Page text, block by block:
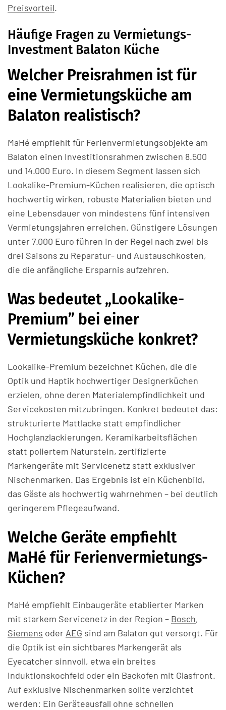
Preisvorteil.
Häufige Fragen zu Vermietungs-
Investment Balaton Küche
Welcher Preisrahmen ist für
eine Vermietungsküche am
Balaton realistisch?
MaHé empfiehlt für Ferienvermietungsobjekte am
Balaton einen Investitionsrahmen zwischen 8.500
und 14.000 Euro. In diesem Segment lassen sich
Lookalike-Premium-Küchen realisieren, die optisch
hochwertig wirken, robuste Materialien bieten und
eine Lebensdauer von mindestens fünf intensiven
Vermietungsjahren erreichen. Günstigere Lösungen
unter 7.000 Euro führen in der Regel nach zwei bis
drei Saisons zu Reparatur- und Austauschkosten,
die die anfängliche Ersparnis aufzehren.
Was bedeutet „Lookalike-
Premium” bei einer
Vermietungsküche konkret?
Lookalike-Premium bezeichnet Küchen, die die
Optik und Haptik hochwertiger Designerküchen
erzielen, ohne deren Materialempfindlichkeit und
Servicekosten mitzubringen. Konkret bedeutet das:
strukturierte Mattlacke statt empfindlicher
Hochglanzlackierungen, Keramikarbeitsflächen
statt poliertem Naturstein, zertifizierte
Markengeräte mit Servicenetz statt exklusiver
Nischenmarken. Das Ergebnis ist ein Küchenbild,
das Gäste als hochwertig wahrnehmen – bei deutlich
geringerem Pflegeaufwand.
Welche Geräte empfiehlt
MaHé für Ferienvermietungs-
Küchen?
MaHé empfiehlt Einbaugeräte etablierter Marken
mit starkem Servicenetz in der Region – Bosch,
Siemens oder AEG sind am Balaton gut versorgt. Für
die Optik ist ein sichtbares Markengerät als
Eyecatcher sinnvoll, etwa ein breites
Induktionskochfeld oder ein Backofen mit Glasfront.
Auf exklusive Nischenmarken sollte verzichtet
werden: Ein Geräteausfall ohne schnellen